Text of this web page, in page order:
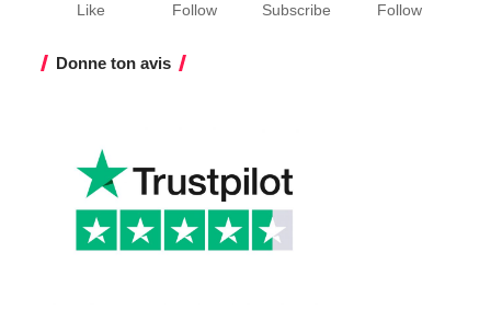
Like Follow Subscribe Follow
Donne ton avis